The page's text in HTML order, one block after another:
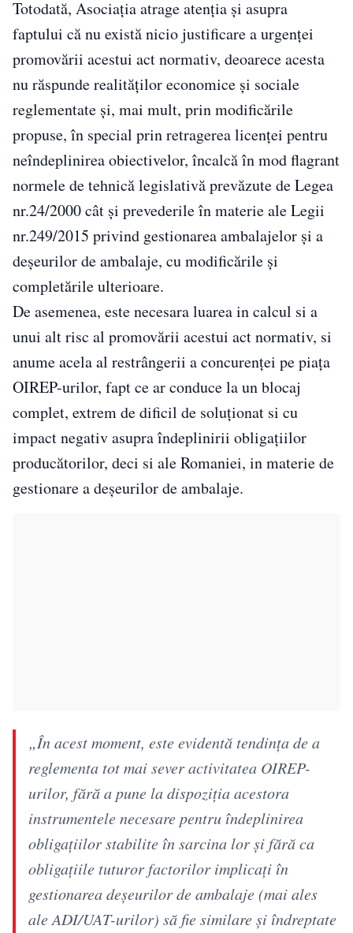
Totodată, Asociația atrage atenția și asupra
faptului că nu există nicio justificare a urgenței
promovării acestui act normativ, deoarece acesta
nu răspunde realităților economice și sociale
reglementate și, mai mult, prin modificările
propuse, în special prin retragerea licenței pentru
neîndeplinirea obiectivelor, încalcă în mod flagrant
normele de tehnică legislativă prevăzute de Legea
nr.24/2000 cât și prevederile în materie ale Legii
nr.249/2015 privind gestionarea ambalajelor și a
deșeurilor de ambalaje, cu modificările și
completările ulterioare.
De asemenea, este necesara luarea in calcul si a
unui alt risc al promovării acestui act normativ, si
anume acela al restrângerii a concurenței pe piața
OIREP-urilor, fapt ce ar conduce la un blocaj
complet, extrem de dificil de soluționat si cu
impact negativ asupra îndeplinirii obligațiilor
producătorilor, deci si ale Romaniei, in materie de
gestionare a deșeurilor de ambalaje.
„În acest moment, este evidentă tendința de a
reglementa tot mai sever activitatea OIREP-
urilor, fără a pune la dispoziția acestora
instrumentele necesare pentru îndeplinirea
obligațiilor stabilite în sarcina lor și fără ca
obligațiile tuturor factorilor implicați în
gestionarea deșeurilor de ambalaje (mai ales
ale ADI/UAT-urilor) să fie similare și îndreptate